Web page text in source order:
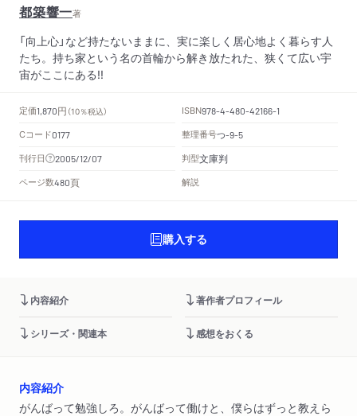
都築響一著
「向上心」など持たないままに、実に楽しく居心地よく暮らす人
たち。持ち家という名の首輪から解き放たれた、狭くて広い宇
宙がここにある!!
定価1,870円 （10％税込） ISBN978-4-480-42166-1
Cコード0177 整理番号つ-9-5
刊行日 2005/12/07 判型文庫判
ページ数480頁 解説
購入する
内容紹介 著作者プロフィール
シリーズ・関連本 感想をおくる
内容紹介
がんばって勉強しろ。がんばって働けと、僕らはずっと教えら